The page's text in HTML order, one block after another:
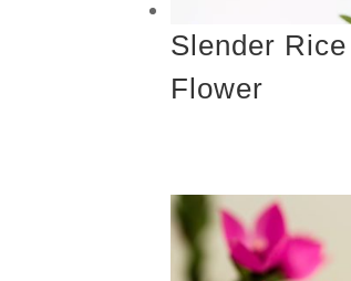
Slender Rice
Flower